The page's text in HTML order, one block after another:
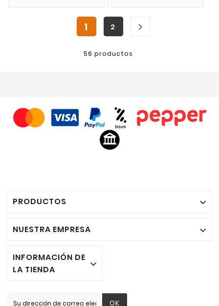
1 2 
56 productos
PRODUCTOS 
NUESTRA EMPRESA 
INFORMACIÓN DE
LA TIENDA

OK